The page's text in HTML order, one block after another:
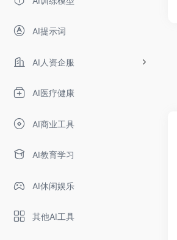
AI提示词
AI人资企服
AI医疗健康
AI商业工具
AI教育学习
AI休闲娱乐
其他AI工具